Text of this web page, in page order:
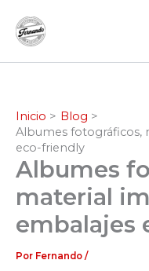
contenido
Inicio
Blog
Albumes fotográficos,
eco-friendly
Albumes
material
embalajes
Por Fernando /